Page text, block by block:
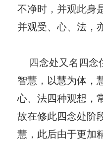
不净时，并观此身
并观受、心、法，
四念处又名四念
智慧，以慧为体，
心、法四种观想，
故在修此四念处阶
慧，此后由于更加